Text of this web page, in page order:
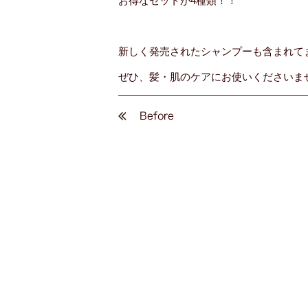
新しく発売されたシャンプーも含まれて
ぜひ、髪・肌のケアにお使いくださいま